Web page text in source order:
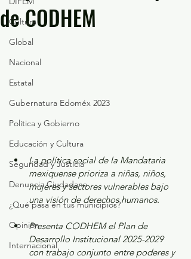
Cultura
Global
Nacional
Estatal
Gubernatura Edoméx 2023
Política y Gobierno
Educación y Cultura
Seguridad y Justicia
Denuncia Ciudadana
¿Qué pasa en tus municipios?
Opinión
Internacional
de CODHEM
La política social de la Mandataria
mexiquense prioriza a niñas, niños,
mujeres y sectores vulnerables bajo
una visión de derechos humanos.
Presenta CODHEM el Plan de
Desarrollo Institucional 2025-2029
con trabajo conjunto entre poderes y